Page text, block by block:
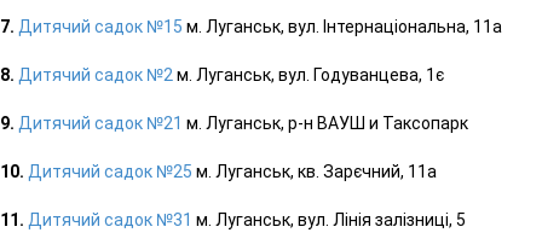
7. Дитячий садок №15 м. Луганськ, вул. Інтернаціональна, 11а
8. Дитячий садок №2 м. Луганськ, вул. Годуванцева, 1є
9. Дитячий садок №21 м. Луганськ, р-н ВАУШ и Таксопарк
10. Дитячий садок №25 м. Луганськ, кв. Зарєчний, 11а
11. Дитячий садок №31 м. Луганськ, вул. Лінія залізниці, 5